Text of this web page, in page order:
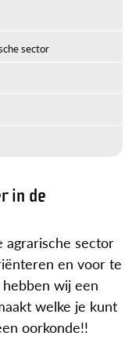
sector
in de
agrarische sector
en voor te
wij een
welke je kunt
oorkonde!!